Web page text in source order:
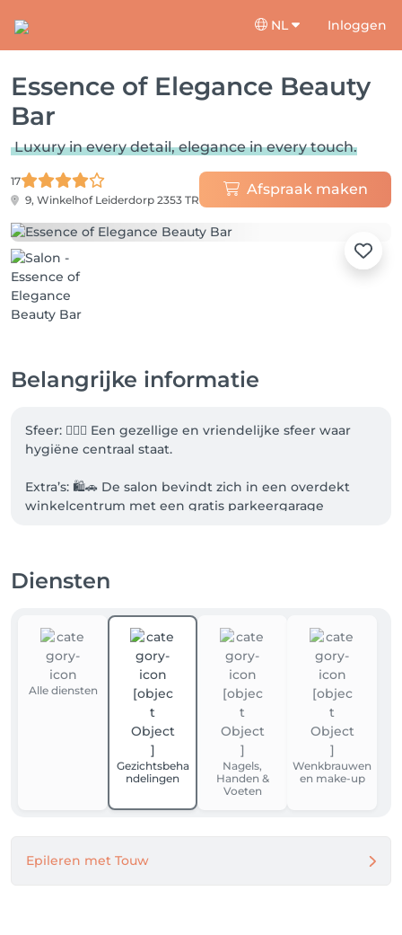
NL Inloggen
Essence of Elegance Beauty
Bar
Luxury in every detail, elegance in every touch.
17
9, Winkelhof Leiderdorp 2353 TR
Afspraak maken
Belangrijke informatie
Sfeer: 🧖‍♀️✨ Een gezellige en vriendelijke sfeer waar
hygiëne centraal staat.
Extra’s: 🛍️🚗 De salon bevindt zich in een overdekt
winkelcentrum met een gratis parkeergarage
Bushalte Leiderdorp, Vronkenlaan ligt op
Diensten
Alle diensten
Gezichtsbeha
ndelingen
Nagels,
Handen &
Voeten
Wenkbrauwen
en make-up
Epileren met Touw